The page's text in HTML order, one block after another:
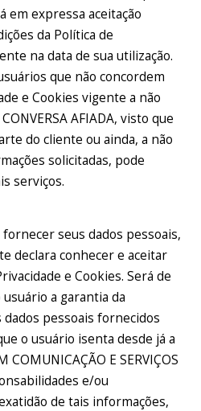
em expressa aceitação
da Política de
na data de sua utilização.
que não concordem
e Cookies vigente a não
AFIADA, visto que
do cliente ou ainda, a não
solicitadas, pode
serviços.
seus dados pessoais,
declara conhecer e aceitar
e Cookies. Será de
a garantia da
dados pessoais fornecidos
o usuário isenta desde já a
COMUNICAÇÃO E SERVIÇOS
e/ou
de tais informações,